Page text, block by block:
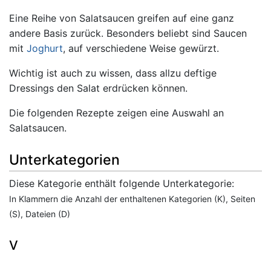
Eine Reihe von Salatsaucen greifen auf eine ganz
andere Basis zurück. Besonders beliebt sind Saucen
mit Joghurt, auf verschiedene Weise gewürzt.
Wichtig ist auch zu wissen, dass allzu deftige
Dressings den Salat erdrücken können.
Die folgenden Rezepte zeigen eine Auswahl an
Salatsaucen.
Unterkategorien
Diese Kategorie enthält folgende Unterkategorie:
In Klammern die Anzahl der enthaltenen Kategorien (K), Seiten
(S), Dateien (D)
V